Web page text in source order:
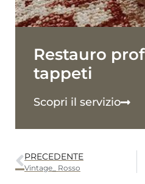
Restauro
tappeti
Scopri il servizio
PRECEDENTE
Vintage_ Rosso